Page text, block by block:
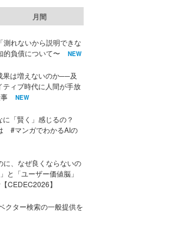
月間
れないから説明できな
的負債について〜
NEW
果は増えないのか──及
ティブ時代に人間が手放
NEW
に「賢く」感じるの？
#マンガでわかるAIの
に、なぜ良くならないの
と「ユーザー価値脳」
CEDEC2026】
クター検索の一般提供を